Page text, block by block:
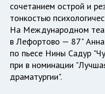
сочетанием острой и
тонкостью
На Международном
в Лефортово — 87"
по пьесе Нины Садур
при в номинации
драматургии".